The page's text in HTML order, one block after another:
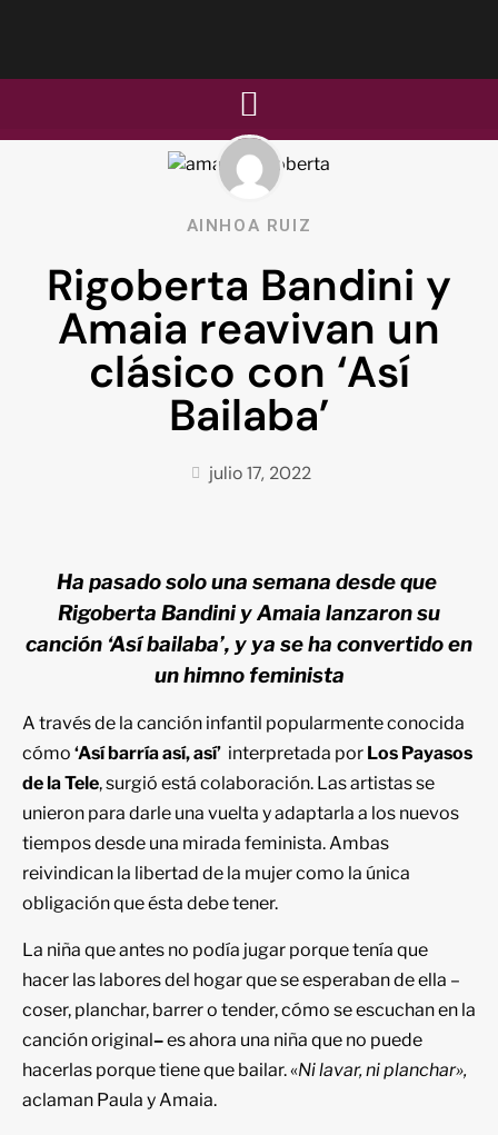
AINHOA RUIZ
Rigoberta Bandini y
Amaia reavivan un
clásico con ‘Así
Bailaba’
julio 17, 2022
Ha pasado solo una semana desde que
Rigoberta Bandini y Amaia lanzaron su
canción ‘Así bailaba’, y ya se ha convertido en
un himno feminista
A través de la canción infantil popularmente conocida
cómo ‘Así barría así, así’ interpretada por Los Payasos
de la Tele, surgió está colaboración. Las artistas se
unieron para darle una vuelta y adaptarla a los nuevos
tiempos desde una mirada feminista. Ambas
reivindican la libertad de la mujer como la única
obligación que ésta debe tener.
La niña que antes no podía jugar porque tenía que
hacer las labores del hogar que se esperaban de ella –
coser, planchar, barrer o tender, cómo se escuchan en la
canción original–es ahora una niña que no puede
hacerlas porque tiene que bailar. «Ni lavar, ni planchar»,
aclaman Paula y Amaia.